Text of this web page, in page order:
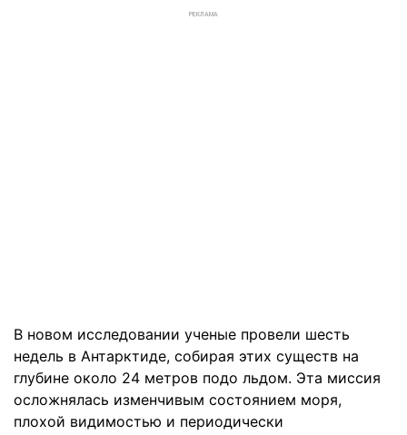
РЕКЛАМА
В новом исследовании ученые провели шесть
недель в Антарктиде, собирая этих существ на
глубине около 24 метров подо льдом. Эта миссия
осложнялась изменчивым состоянием моря,
плохой видимостью и периодически